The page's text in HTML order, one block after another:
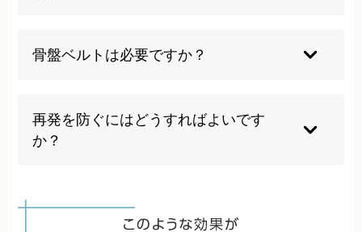
可能です。ただし、帝王切開の場合は医師の許可
を得てからお越しください。
骨盤ベルトは必要ですか？
すが、正しい使用法が重要です。当院では必要に
応じて適切な装着方法をご指導いたします。
再発を防ぐにはどうすればよいです
か？
が重要です。当院では個別に予防法をお伝えし、
長期的な健康をサポートします。